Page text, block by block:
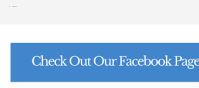
କଠୋର
ଦସ୍ତଖତ ଜାଲ୍
ପାଇଁ ୫